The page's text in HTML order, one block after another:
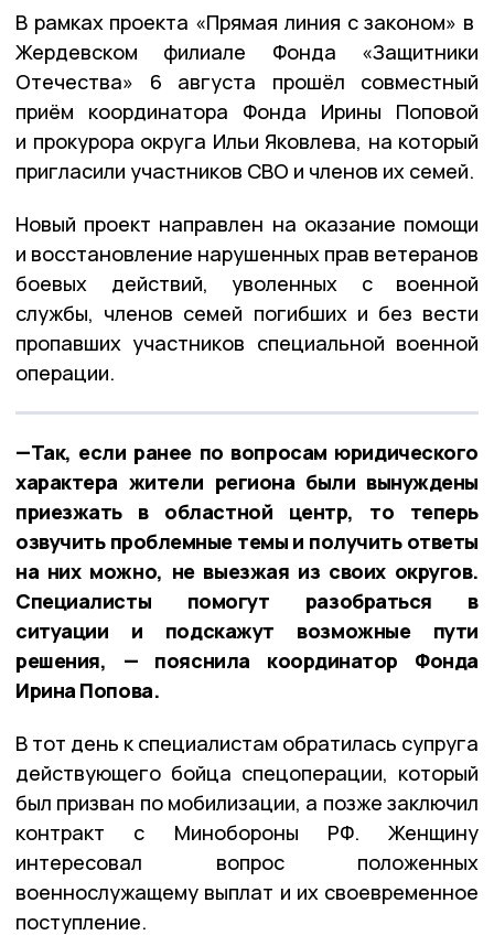
В рамках проекта «Прямая линия с законом» в
Жердевском филиале Фонда «Защитники
Отечества» 6 августа прошёл совместный
приём координатора Фонда Ирины Поповой
и прокурора округа Ильи Яковлева, на который
пригласили участников СВО и членов их семей.
Новый проект направлен на оказание помощи
и восстановление нарушенных прав ветеранов
боевых действий, уволенных с военной
службы, членов семей погибших и без вести
пропавших участников специальной военной
операции.
—Так, если ранее по вопросам юридического
характера жители региона были вынуждены
приезжать в областной центр, то теперь
озвучить проблемные темы и получить ответы
на них можно, не выезжая из своих округов.
Специалисты помогут разобраться в
ситуации и подскажут возможные пути
решения, — пояснила координатор Фонда
Ирина Попова.
В тот день к специалистам обратилась супруга
действующего бойца спецоперации, который
был призван по мобилизации, а позже заключил
контракт с Минобороны РФ. Женщину
интересовал вопрос положенных
военнослужащему выплат и их своевременное
поступление.